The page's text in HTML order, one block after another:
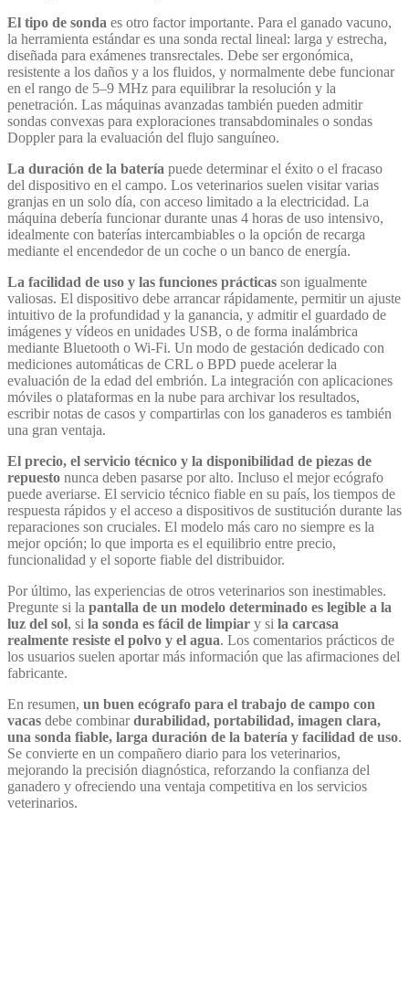
El tipo de sonda es otro factor importante. Para el ganado vacuno,
la herramienta estándar es una sonda rectal lineal: larga y estrecha,
diseñada para exámenes transrectales. Debe ser ergonómica,
resistente a los daños y a los fluidos, y normalmente debe funcionar
en el rango de 5–9 MHz para equilibrar la resolución y la
penetración. Las máquinas avanzadas también pueden admitir
sondas convexas para exploraciones transabdominales o sondas
Doppler para la evaluación del flujo sanguíneo.
La duración de la batería puede determinar el éxito o el fracaso
del dispositivo en el campo. Los veterinarios suelen visitar varias
granjas en un solo día, con acceso limitado a la electricidad. La
máquina debería funcionar durante unas 4 horas de uso intensivo,
idealmente con baterías intercambiables o la opción de recarga
mediante el encendedor de un coche o un banco de energía.
La facilidad de uso y las funciones prácticas son igualmente
valiosas. El dispositivo debe arrancar rápidamente, permitir un ajuste
intuitivo de la profundidad y la ganancia, y admitir el guardado de
imágenes y vídeos en unidades USB, o de forma inalámbrica
mediante Bluetooth o Wi-Fi. Un modo de gestación dedicado con
mediciones automáticas de CRL o BPD puede acelerar la
evaluación de la edad del embrión. La integración con aplicaciones
móviles o plataformas en la nube para archivar los resultados,
escribir notas de casos y compartirlas con los ganaderos es también
una gran ventaja.
El precio, el servicio técnico y la disponibilidad de piezas de
repuesto nunca deben pasarse por alto. Incluso el mejor ecógrafo
puede averiarse. El servicio técnico fiable en su país, los tiempos de
respuesta rápidos y el acceso a dispositivos de sustitución durante las
reparaciones son cruciales. El modelo más caro no siempre es la
mejor opción; lo que importa es el equilibrio entre precio,
funcionalidad y el soporte fiable del distribuidor.
Por último, las experiencias de otros veterinarios son inestimables.
Pregunte si la pantalla de un modelo determinado es legible a la
luz del sol, si la sonda es fácil de limpiar y si la carcasa
realmente resiste el polvo y el agua. Los comentarios prácticos de
los usuarios suelen aportar más información que las afirmaciones del
fabricante.
En resumen, un buen ecógrafo para el trabajo de campo con
vacas debe combinardurabilidad, portabilidad, imagen clara,
una sonda fiable, larga duración de la batería y facilidad de uso.
Se convierte en un compañero diario para los veterinarios,
mejorando la precisión diagnóstica, reforzando la confianza del
ganadero y ofreciendo una ventaja competitiva en los servicios
veterinarios.